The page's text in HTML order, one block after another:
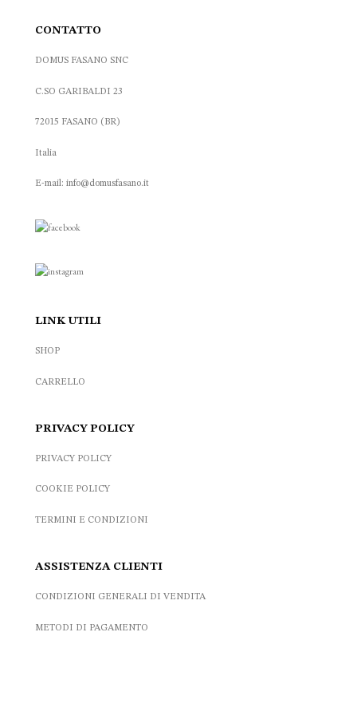
CONTATTO
DOMUS FASANO SNC
C.SO GARIBALDI 23
72015 FASANO (BR)
Italia
E-mail: info@domusfasano.it
LINK UTILI
SHOP
CARRELLO
PRIVACY POLICY
PRIVACY POLICY
COOKIE POLICY
TERMINI E CONDIZIONI
ASSISTENZA CLIENTI
CONDIZIONI GENERALI DI VENDITA
METODI DI PAGAMENTO